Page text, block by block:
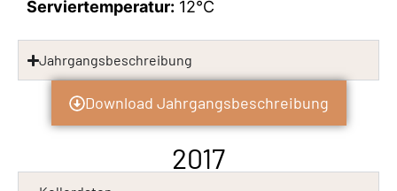
Serviertemperatur: 12°C
Jahrgangsbeschreibung
Download Jahrgangsbeschreibung
2017